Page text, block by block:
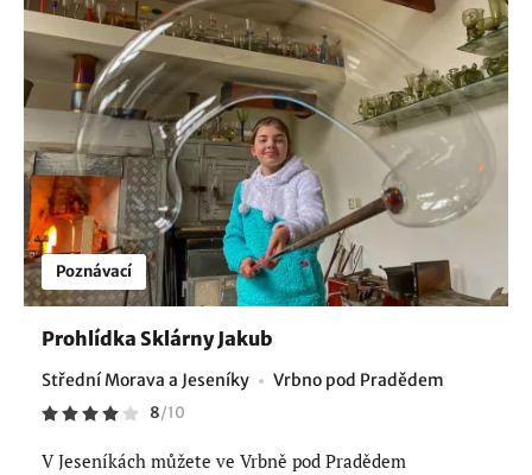
Poznávací
Prohlídka Sklárny Jakub
Střední Morava a Jeseníky Vrbno pod Pradědem
8/10
V Jeseníkách můžete ve Vrbně pod Pradědem